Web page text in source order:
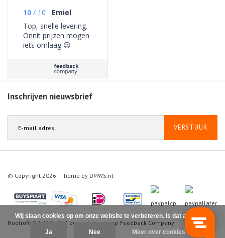
10 / 10
Emiel
Top, snelle levering.
Onnit prijzen mogen
iets omlaag 😉
Inschrijven nieuwsbrief
VERSTUUR
© Copyright 2026 - Theme by DMWS.nl
Nootrofit 9.1 / 10 363 beoordelingen op Feedback Company
Wij slaan cookies op om onze website te verbeteren. Is dat akkoord?
Ja Nee Meer over cookies »